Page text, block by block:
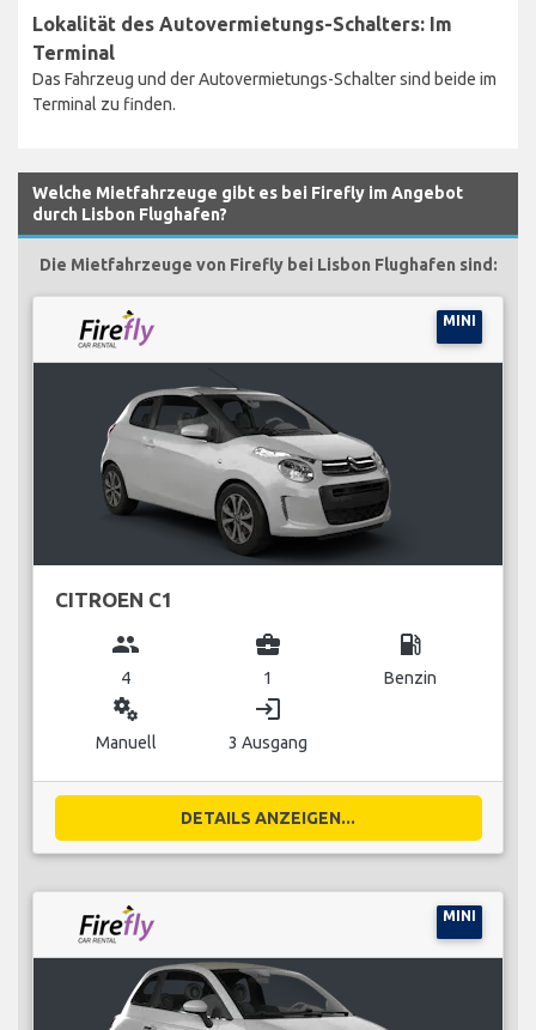
Lokalität des Autovermietungs-Schalters: Im
Terminal
Das Fahrzeug und der Autovermietungs-Schalter sind beide im
Terminal zu finden.
Welche Mietfahrzeuge gibt es bei Firefly im Angebot
durch Lisbon Flughafen?
Die Mietfahrzeuge von Firefly bei Lisbon Flughafen sind:
MINI
CITROEN C1
group
4
business_center
1
local_gas_station
Benzin
miscellaneous_services
Manuell
login
3 Ausgang
DETAILS ANZEIGEN...
MINI